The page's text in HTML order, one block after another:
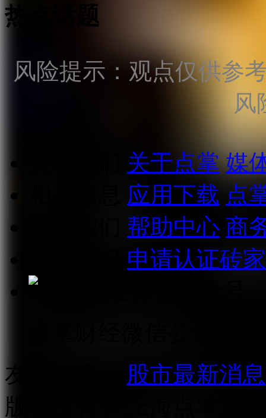
热点话题
风险提示：观点仅供参
风
关于点掌 媒
应用下载 点
帮助中心 商
申请认证砖家
友情链接：
股市最新消息
版权所有：